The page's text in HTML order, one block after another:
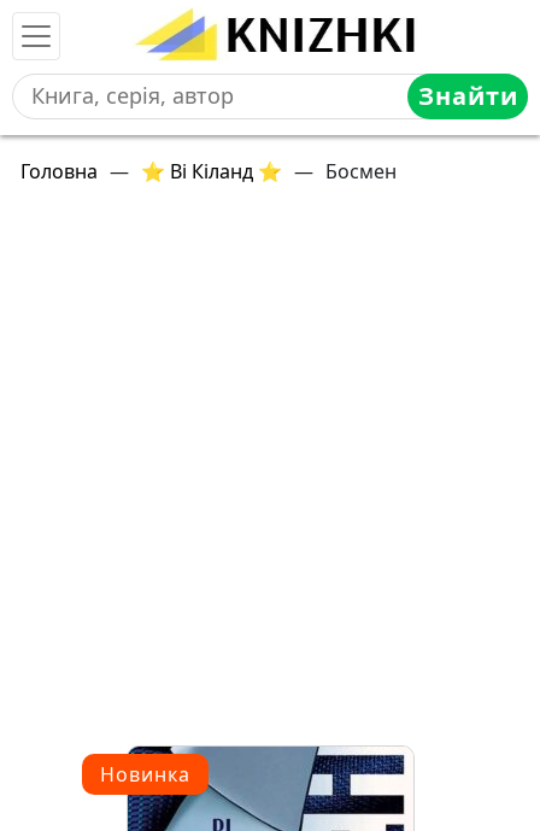
Знайти
Головна — ⭐ Ві Кіланд ⭐ — Босмен
Новинка